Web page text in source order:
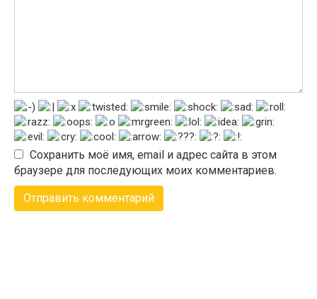
Сохранить моё имя, email и адрес сайта в этом
браузере для последующих моих комментариев.